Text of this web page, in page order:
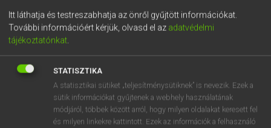
KERESÉS
Díjmentes angol szótár
solarization fn szolarizáció
Itt láthatja és testreszabhatja az önről gyűjtött információkat.
További információért kérjük, olvasd el az adatvédelmi
tájékoztatónkat
STATISZTIKA
A statisztikai sütiket „teljesítménysütiknek” is nevezik. Ezek a
sütik információkat gyűjtenek a webhely használatának
módjáról, többek között arról, hogy milyen oldalakat keresett fel
és milyen linkekre kattintott. Ezek az információk a felhasználó
GR
5 6 7 8 9 ö ü ó
r t z u i o p ő ú
k l ű
n m , . AltGr